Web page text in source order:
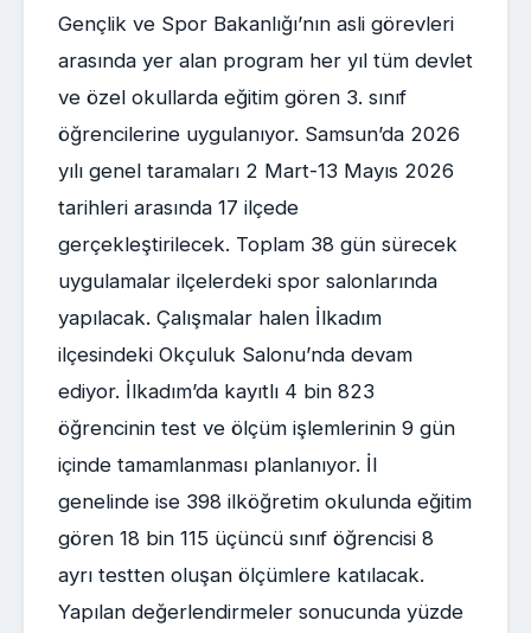
Gençlik ve Spor Bakanlığı’nın asli görevleri
arasında yer alan program her yıl tüm devlet
ve özel okullarda eğitim gören 3. sınıf
öğrencilerine uygulanıyor. Samsun’da 2026
yılı genel taramaları 2 Mart-13 Mayıs 2026
tarihleri arasında 17 ilçede
gerçekleştirilecek. Toplam 38 gün sürecek
uygulamalar ilçelerdeki spor salonlarında
yapılacak. Çalışmalar halen İlkadım
ilçesindeki Okçuluk Salonu’nda devam
ediyor. İlkadım’da kayıtlı 4 bin 823
öğrencinin test ve ölçüm işlemlerinin 9 gün
içinde tamamlanması planlanıyor. İl
genelinde ise 398 ilköğretim okulunda eğitim
gören 18 bin 115 üçüncü sınıf öğrencisi 8
ayrı testten oluşan ölçümlere katılacak.
Yapılan değerlendirmeler sonucunda yüzde